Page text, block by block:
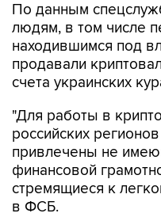
По данным
людям, в том числе
находившимся под
продавали
счета украинских
"Для работы в
российских
привлечены не
финансовой
стремящиеся к
в ФСБ.